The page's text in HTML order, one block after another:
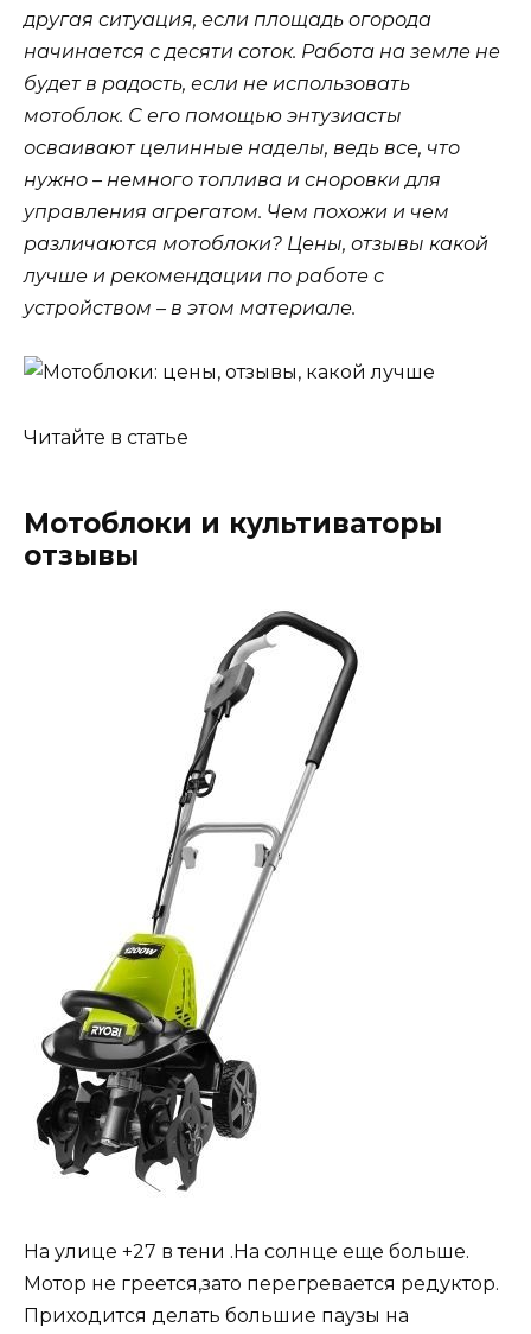
другая ситуация, если площадь огорода
начинается с десяти соток. Работа на земле не
будет в радость, если не использовать
мотоблок. С его помощью энтузиасты
осваивают целинные наделы, ведь все, что
нужно – немного топлива и сноровки для
управления агрегатом. Чем похожи и чем
различаются мотоблоки? Цены, отзывы какой
лучше и рекомендации по работе с
устройством – в этом материале.
Читайте в статье
Мотоблоки и культиваторы
отзывы
На улице +27 в тени .На солнце еще больше.
Мотор не греется,зато перегревается редуктор.
Приходится делать большие паузы на